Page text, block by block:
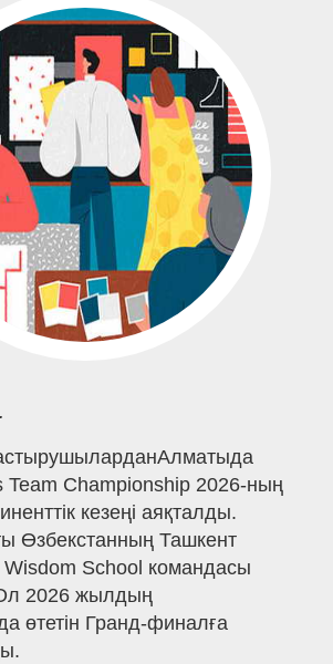
Team Championship 2026-ның
кезеңі аяқталды.
Өзбекстанның Ташкент
School командасы
2026 жылдың
өтетін Гранд-финалға